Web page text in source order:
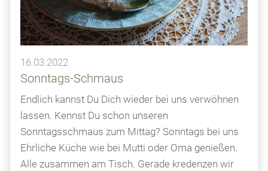
16.03.2022
Sonntags-Schmaus
Endlich kannst Du Dich wieder bei uns verwöhnen
lassen. Kennst Du schon unseren
Sonntagsschmaus zum Mittag? Sonntags bei uns
Ehrliche Küche wie bei Mutti oder Oma genießen.
Alle zusammen am Tisch. Gerade kredenzen wir